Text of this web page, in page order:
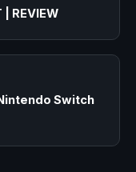
| REVIEW
Switch